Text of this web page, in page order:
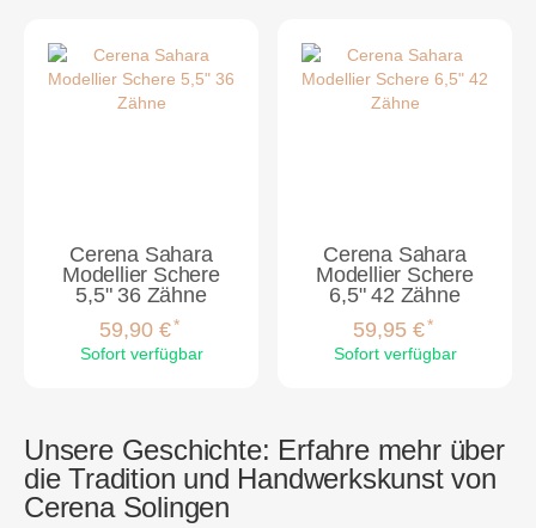
Cerena Sahara
Modellier Schere
5,5" 36 Zähne
59,90 €*
Sofort verfügbar
Cerena Sahara
Modellier Schere
6,5" 42 Zähne
59,95 €*
Sofort verfügbar
Unsere Geschichte: Erfahre mehr über
die Tradition und Handwerkskunst von
Cerena Solingen